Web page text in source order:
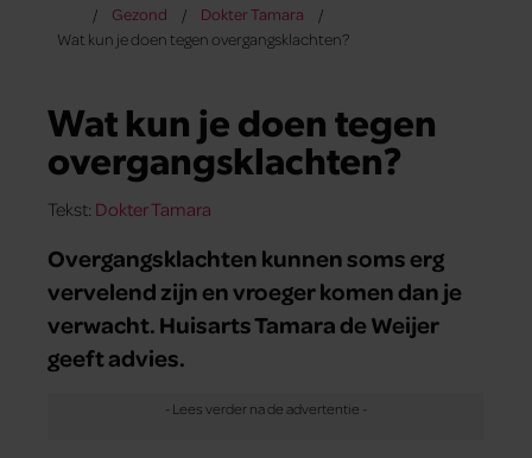
Gezond
Dokter Tamara
Wat kun je doen tegen overgangsklachten?
Wat kun je doen tegen
overgangsklachten?
Tekst: Dokter Tamara
Overgangsklachten kunnen soms erg
vervelend zijn en vroeger komen dan je
verwacht. Huisarts Tamara de Weijer
geeft advies.